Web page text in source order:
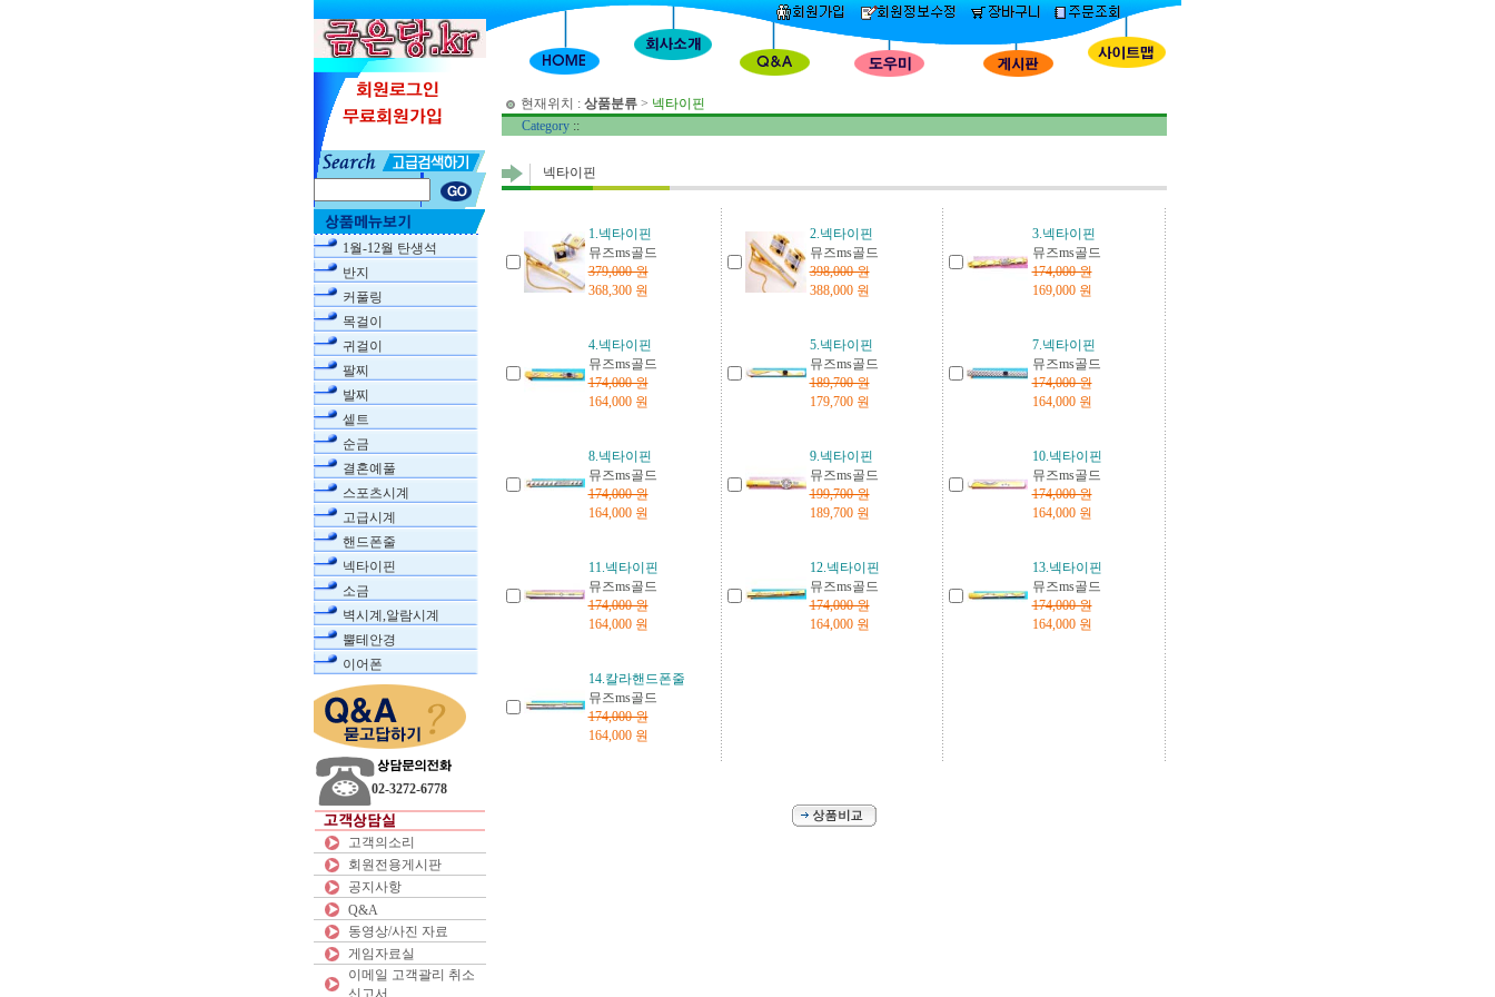
1월-12월 탄생석
반지
커풀링
목걸이
귀걸이
팔찌
발찌
셑트
순금
결혼예풀
스포츠시계
고급시계
핸드폰줄
넥타이핀
소금
벽시계,알람시계
뿔테안경
이어폰
02-3272-6778
고객의소리
회원전용게시판
공지사항
Q&A
동영상/사진 자료
게임자료실
이메일 고객괄리 취소
신고서
현재위치 : 상품분류> 넥타이핀
Category::
넥타이핀
1.넥타이핀
뮤즈ms골드
379,000 원
368,300 원
2.넥타이핀
뮤즈ms골드
398,000 원
388,000 원
3.넥타이핀
뮤즈ms골드
174,000 원
169,000 원
4.넥타이핀
뮤즈ms골드
174,000 원
164,000 원
5.넥타이핀
뮤즈ms골드
189,700 원
179,700 원
7.넥타이핀
뮤즈ms골드
174,000 원
164,000 원
8.넥타이핀
뮤즈ms골드
174,000 원
164,000 원
9.넥타이핀
뮤즈ms골드
199,700 원
189,700 원
10.넥타이핀
뮤즈ms골드
174,000 원
164,000 원
11.넥타이핀
뮤즈ms골드
174,000 원
164,000 원
12.넥타이핀
뮤즈ms골드
174,000 원
164,000 원
13.넥타이핀
뮤즈ms골드
174,000 원
164,000 원
14.칼라핸드폰줄
뮤즈ms골드
174,000 원
164,000 원